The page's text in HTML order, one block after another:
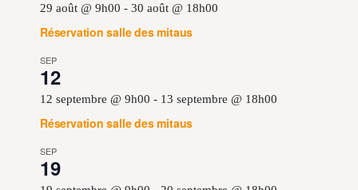
29 août @ 9h00 - 30 août @ 18h00
Réservation salle des mitaus
SEP
12
12 septembre @ 9h00 - 13 septembre @ 18h00
Réservation salle des mitaus
SEP
19